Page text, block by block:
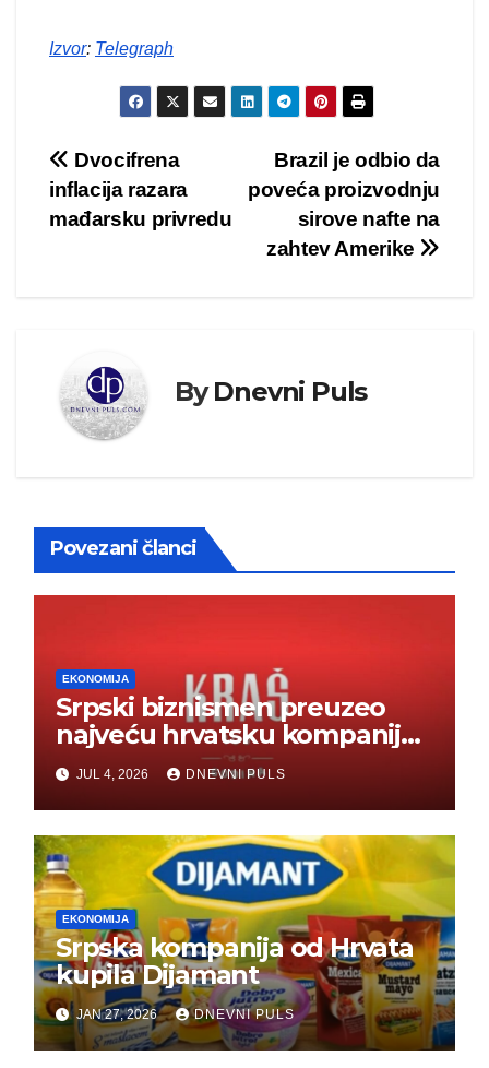
Izvor: Telegraph
Kretanje
članka
Brazil je odbio da
poveća proizvodnju
sirove nafte na
zahtev Amerike
Dvocifrena
inflacija razara
mađarsku privredu
ByDnevni Puls
Povezani članci
EKONOMIJA
Srpski biznismen preuzeo
najveću hrvatsku kompaniju i
ponos zemlje – Hrvati ne
mogu da veruju
JUL 4, 2026 DNEVNI PULS
EKONOMIJA
Srpska kompanija od Hrvata
kupila Dijamant
JAN 27, 2026 DNEVNI PULS